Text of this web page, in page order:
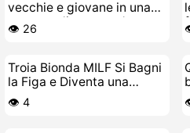
vecchie e giovane in una
scopata di gruppo da
paura
👁️ 26
Troia Bionda MILF Si Bagni
la Figa e Diventa una
Ninfomane Arrapata
👁️ 4